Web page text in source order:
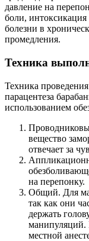
давление на
боли, интоксикация
болезни в
промедления.
Техника
Техника
парацентеза
использованием
вещество
отвечает за
на перепонку.
Общий. Для
так как они
держать
манипуляций.
местной